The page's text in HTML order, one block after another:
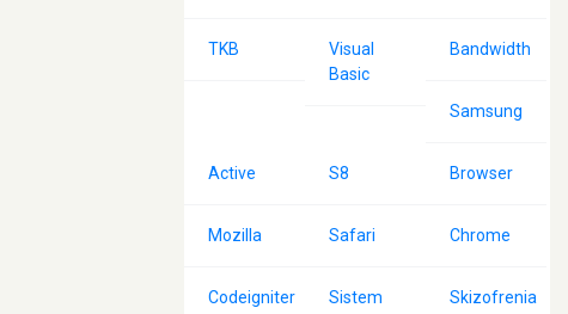
TKB
Visual
Basic
Bandwidth
Samsung
Active S8 Browser
Mozilla Safari Chrome
Codeigniter
Sistem
Skizofrenia